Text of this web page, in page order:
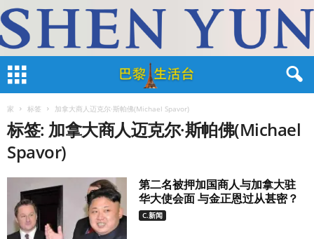
家 标签 加拿大商人迈克尔·斯帕佛(Michael Spavor)
标签: 加拿大商人迈克尔·斯帕佛(Michael
Spavor)
第二名被押加国商人与加拿大驻
华大使会面 与金正恩过从甚密？
C.新闻